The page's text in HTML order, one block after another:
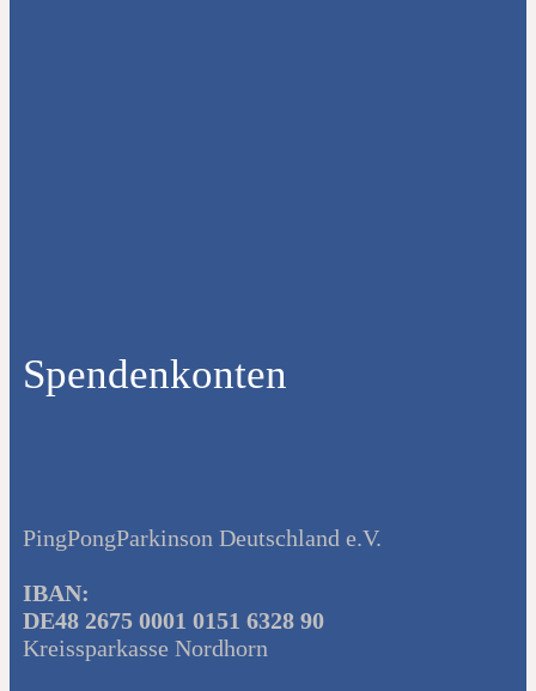
Spendenkonten
PingPongParkinson Deutschland e.V.
IBAN:
DE48 2675 0001 0151 6328 90
Kreissparkasse Nordhorn